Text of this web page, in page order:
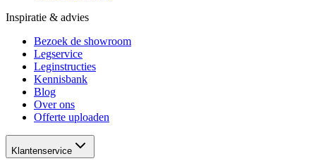
Inspiratie & advies
Bezoek de showroom
Legservice
Leginstructies
Kennisbank
Blog
Over ons
Offerte uploaden
Klantenservice